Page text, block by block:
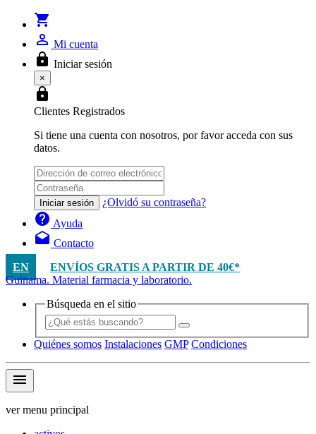
shopping_cart
person_outline Mi cuenta
lock Iniciar sesión
×
lock
Clientes Registrados
Si tiene una cuenta con nosotros, por favor acceda con sus
datos.
Iniciar sesión ¿Olvidó su contraseña?
help Ayuda
drafts Contacto
EN
ENVÍOS GRATIS A PARTIR DE 40€*
Guinama. Material farmacia y laboratorio.
Búsqueda en el sitio
Quiénes somos Instalaciones GMP Condiciones
menu
ver menu principal